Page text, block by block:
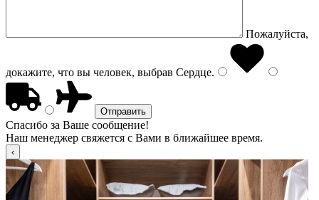
Пожалуйста,
докажите, что вы человек, выбрав Сердце.
Спасибо за Ваше сообщение!
Наш менеджер свяжется с Вами в ближайшее время.